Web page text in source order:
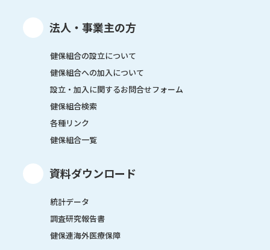
法人・事業主の方
健保組合の設立について
健保組合への加入について
設立・加入に関するお問合せフォーム
健保組合検索
各種リンク
健保組合一覧
資料ダウンロード
統計データ
調査研究報告書
健保連海外医療保障